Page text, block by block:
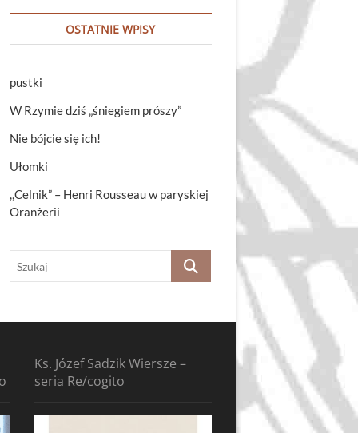
OSTATNIE WPISY
pustki
W Rzymie dziś „śniegiem prószy”
Nie bójcie się ich!
Ułomki
,,Celnik” – Henri Rousseau w paryskiej
Oranżerii
Szukaj
Ks. Józef Sadzik Wiersze –
seria Re/cogito